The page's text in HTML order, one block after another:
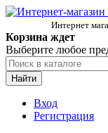
Интернет
Корзина ждет
Выберите любое
Найти
Вход
Регистрация